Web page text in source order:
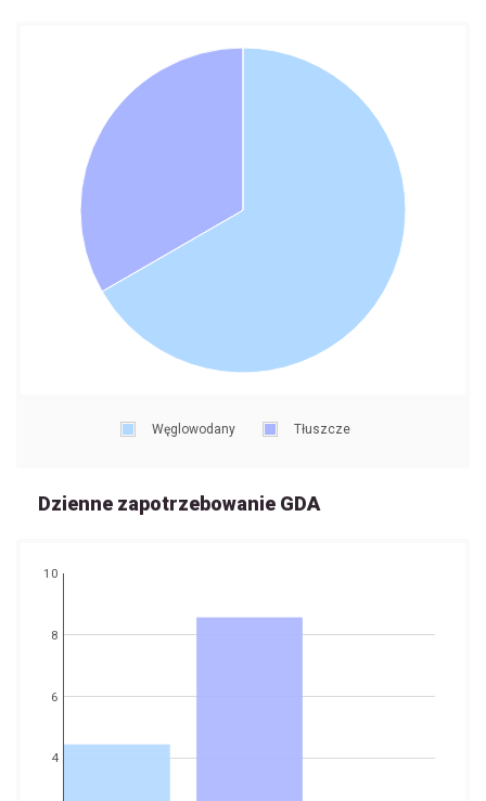
Węglowodany Tłuszcze
Dzienne zapotrzebowanie GDA
4
6
8
10